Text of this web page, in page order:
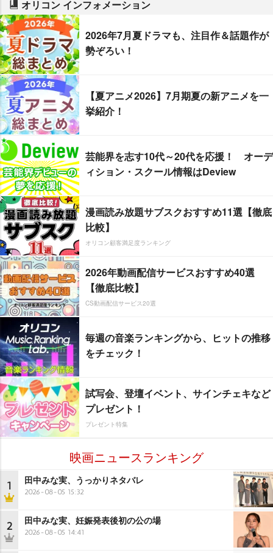
オリコン インフォメーション
2026年7月夏ドラマも、注目作＆話題作が
勢ぞろい！
【夏アニメ2026】7月期夏の新アニメを一
挙紹介！
芸能界を志す10代～20代を応援！ オーデ
ィション・スクール情報はDeview
漫画読み放題サブスクおすすめ11選【徹底
比較】
オリコン顧客満足度ランキング
2026年動画配信サービスおすすめ40選
【徹底比較】
CS動画配信サービス20選
毎週の音楽ランキングから、ヒットの推移
をチェック！
試写会、登壇イベント、サインチェキなど
プレゼント！
プレゼント特集
映画ニュースランキング
1 田中みな実、うっかりネタバレ
2026-08-05 15:32
2 田中みな実、妊娠発表後初の公の場
2026-08-05 14:41